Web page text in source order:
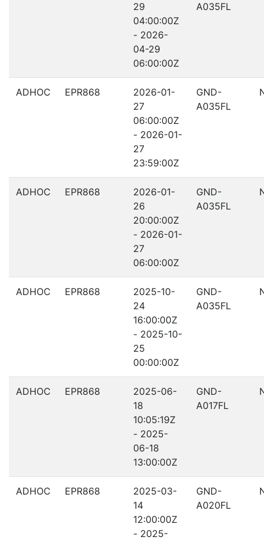
29
04:00:00Z
- 2026-
04-29
06:00:00Z
A035FL
ADHOC EPR868
2026-01-
27
06:00:00Z
- 2026-01-
27
23:59:00Z
GND-
A035FL
ADHOC EPR868
2026-01-
26
20:00:00Z
- 2026-01-
27
06:00:00Z
GND-
A035FL
ADHOC EPR868
2025-10-
24
16:00:00Z
- 2025-10-
25
00:00:00Z
GND-
A035FL
ADHOC EPR868
2025-06-
18
10:05:19Z
- 2025-
06-18
13:00:00Z
GND-
A017FL
ADHOC EPR868
2025-03-
14
12:00:00Z
- 2025-
GND-
A020FL